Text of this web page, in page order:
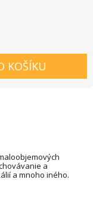
KOŠÍKU
a
a mnoho iného.